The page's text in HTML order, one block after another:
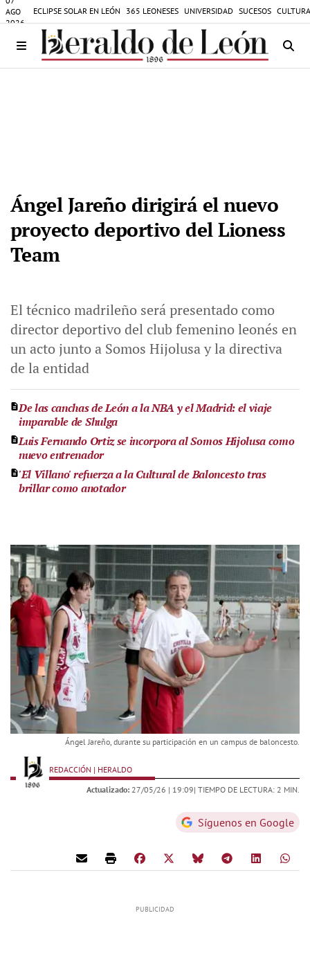
AGO
2026
ECLIPSE SOLAR EN LEÓN 365 LEONESES UNIVERSIDAD SUCESOS
Ángel Jareño dirigirá el nuevo
proyecto deportivo del Lioness
Team
El técnico madrileño será presentado como
director deportivo del club femenino leonés en
un acto junto a Somos Hijolusa y la directiva
de la entidad
De las canchas de León a la NBA y el Madrid: el viaje
imparable de Shulga
Luis Fernando Ortiz se incorpora al Somos Hijolusa como
nuevo entrenador
'El Villano' refuerza a la Cultural de Baloncesto tras
brillar como anotador
Ángel Jareño, durante su participación en un campus de baloncesto.
REDACCIÓN | HERALDO
Actualizado: 27/05/26 | 19:09| TIEMPO DE LECTURA: 2 MIN.
Síguenos en Google